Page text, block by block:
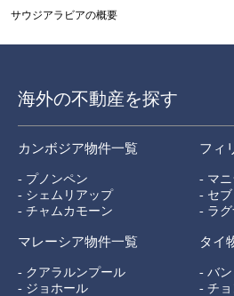
サウジアラビアの概要
海外の不動産を探す
カンボジア物件一覧
- プノンペン
- シェムリアップ
- チャムカモーン
フィ
- マニ
- セブ
- ラグ
マレーシア物件一覧
- クアラルンプール
- ジョホール
タイ
- バン
- チョ